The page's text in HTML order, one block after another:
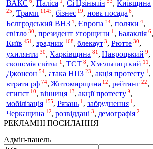
ВАКС
, Паліса , Сі Цзіньпін , Київщина
25, Трамп 1145, бізнес 19, нова посада 6,
Бєлгродський ВНЗ 1 , Європа 34, поляки 4,
світло 30, президент Угорщини 1 , Балаклія 6,
Київ 451 , зрадник 168, блекаут 3, Рютте 30,
ухилянти 30, Харківщина 81 , Навроцький 9,
економія світла 1 , ТОТ 8, Хмельницький 11 ,
Джонсон 54, атака НПЗ 23, акція протесту 1 ,
втрати рф 74, Житомирщина 12, рейтинг 22,
єгипет 10, вінниця 13, акції протесту 9,
мобілізація 155, Рязань 1 , забруднення 1 ,
Черкащина 12, розвіддані 3, демографія 2
РЕКЛАМНІ ПОСИЛАННЯ
Адмін-панель